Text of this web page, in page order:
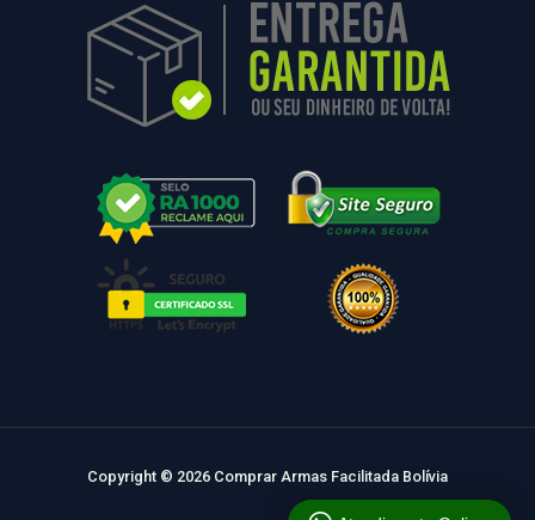
Copyright © 2026 Comprar Armas Facilitada Bolívia